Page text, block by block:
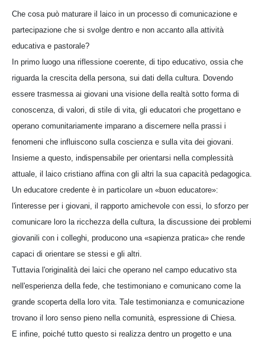
Che cosa può maturare il laico in un processo di comunicazione e
partecipazione che si svolge dentro e non accanto alla attività
educativa e pastorale?
In primo luogo una riflessione coerente, di tipo educativo, ossia che
riguarda la crescita della persona, sui dati della cultura. Dovendo
essere trasmessa ai giovani una visione della realtà sotto forma di
conoscenza, di valori, di stile di vita, gli educatori che progettano e
operano comunitariamente imparano a discernere nella prassi i
fenomeni che influiscono sulla coscienza e sulla vita dei giovani.
Insieme a questo, indispensabile per orientarsi nella complessità
attuale, il laico cristiano affina con gli altri la sua capacità pedagogica.
Un educatore credente è in particolare un «buon educatore»:
l'interesse per i giovani, il rapporto amichevole con essi, lo sforzo per
comunicare loro la ricchezza della cultura, la discussione dei problemi
giovanili con i colleghi, producono una «sapienza pratica» che rende
capaci di orientare se stessi e gli altri.
Tuttavia l'originalità dei laici che operano nel campo educativo sta
nell'esperienza della fede, che testimoniano e comunicano come la
grande scoperta della loro vita. Tale testimonianza e comunicazione
trovano il loro senso pieno nella comunità, espressione di Chiesa.
E infine, poiché tutto questo si realizza dentro un progetto e una